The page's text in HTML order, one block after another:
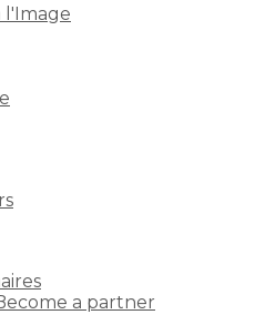
l'Image
a partner